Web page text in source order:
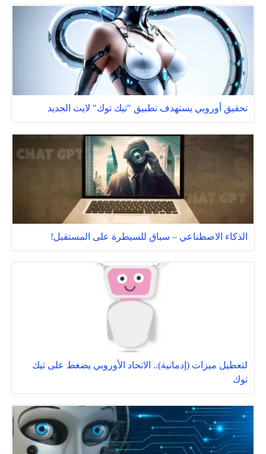
تحقيق أوروبي يستهدف تطبيق "تيك توك" لايت الجديد
الذكاء الاصطناعي – سباق للسيطرة على المستقبل!
لتعطيل ميزات (إدمانية).. الاتحاد الأوروبي يضغط على تيك
توك ‎‎